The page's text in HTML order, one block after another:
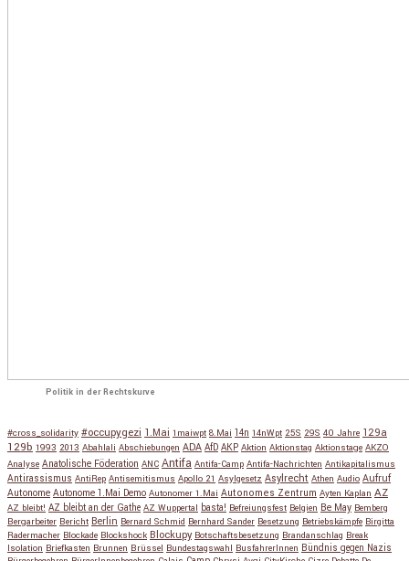
Politik in der Rechtskurve
#cross_solidarity #occupygezi 1.Mai 1maiwpt 8.Mai 14n 14nWpt 25S 29S 40 Jahre 129a
129b 1993 2013 Abahlali Abschiebungen ADA AfD AKP Aktion Aktionstag Aktionstage AKZO
Analyse Anatolische Föderation ANC Antifa Antifa-Camp Antifa-Nachrichten Antikapitalismus
Antirassismus AntiRep Antisemitismus Apollo 21 Asylgesetz Asylrecht Athen Audio Aufruf
Autonome Autonome 1.Mai Demo Autonomer 1.Mai Autonomes Zentrum Ayten Kaplan AZ
AZ bleibt! AZ bleibt an der Gathe AZ Wuppertal basta! Befreiungsfest Belgien Be May Bemberg
Bergarbeiter Bericht Berlin Bernard Schmid Bernhard Sander Besetzung Betriebskämpfe Birgitta
Radermacher Blockade Blockshock Blockupy Botschaftsbesetzung Brandanschlag Break
Isolation Briefkasten Brunnen Brüssel Bundestagswahl BusfahrerInnen Bündnis gegen Nazis